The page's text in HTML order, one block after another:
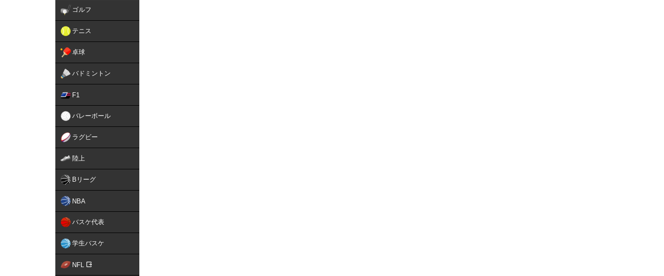
ゴルフ
テニス
卓球
バドミントン
F1
バレーボール
ラグビー
陸上
Bリーグ
NBA
バスケ代表
学生バスケ
NFL